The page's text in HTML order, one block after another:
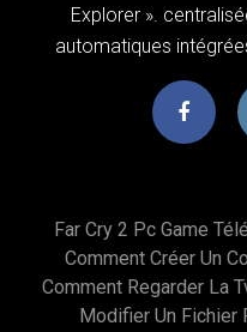
Explorer ».
automatiques
Far Cry 2 Pc Game
Comment Créer Un
Comment Regarder La
Modifier Un Fichier